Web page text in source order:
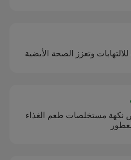
نكهة مستخلصات طعم الغذاء